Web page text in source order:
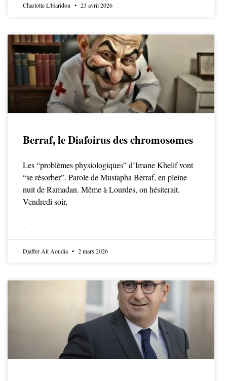
Charlotte L'Haridon 23 avril 2026
Berraf, le Diafoirus des chromosomes
Les “problèmes physiologiques” d’Imane Khelif vont
“se résorber”. Parole de Mustapha Berraf, en pleine
nuit de Ramadan. Même à Lourdes, on hésiterait.
Vendredi soir,
Djaffer Ait Aoudia 2 mars 2026